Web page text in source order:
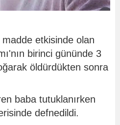
etkisinde olan
birinci gününde 3
öldürdükten sonra
baba tutuklanırken
defnedildi.